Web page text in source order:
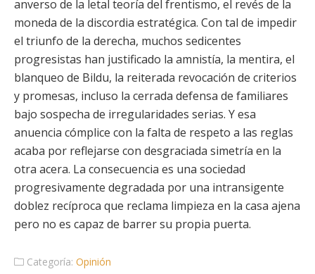
anverso de la letal teoría del frentismo, el revés de la
moneda de la discordia estratégica. Con tal de impedir
el triunfo de la derecha, muchos sedicentes
progresistas han justificado la amnistía, la mentira, el
blanqueo de Bildu, la reiterada revocación de criterios
y promesas, incluso la cerrada defensa de familiares
bajo sospecha de irregularidades serias. Y esa
anuencia cómplice con la falta de respeto a las reglas
acaba por reflejarse con desgraciada simetría en la
otra acera. La consecuencia es una sociedad
progresivamente degradada por una intransigente
doblez recíproca que reclama limpieza en la casa ajena
pero no es capaz de barrer su propia puerta.
Categoría: Opinión